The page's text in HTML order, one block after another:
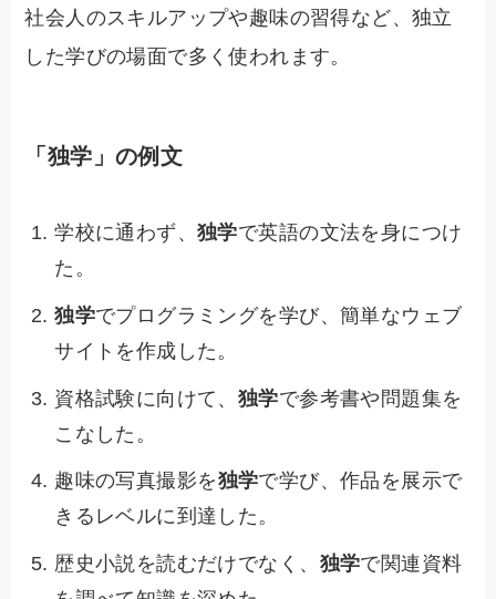
社会人のスキルアップや趣味の習得など、独立
した学びの場面で多く使われます。
「独学」の例文
学校に通わず、独学で英語の文法を身につけ
た。
独学でプログラミングを学び、簡単なウェブ
サイトを作成した。
資格試験に向けて、 独学で参考書や問題集を
こなした。
趣味の写真撮影を独学で学び、作品を展示で
きるレベルに到達した。
歴史小説を読むだけでなく、 独学で関連資料